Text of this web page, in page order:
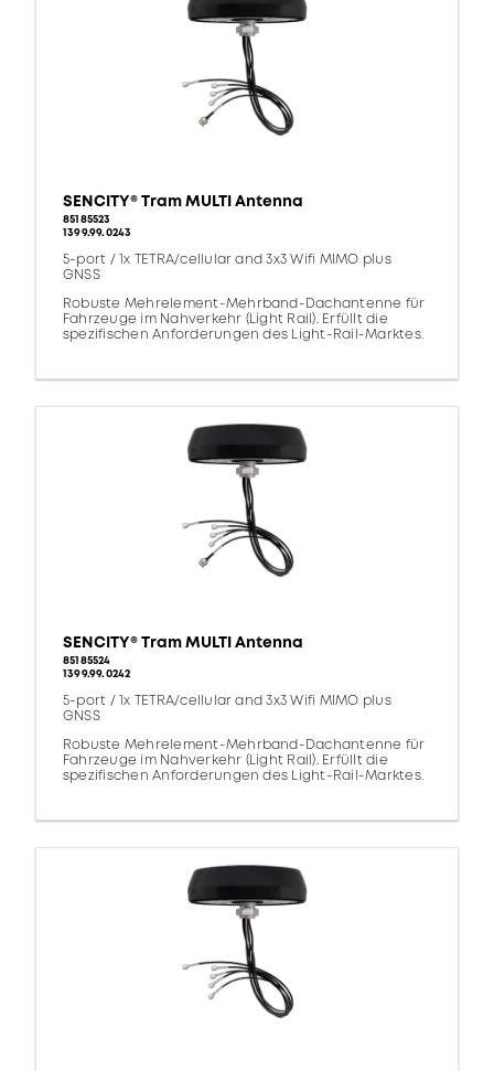
SENCITY® Tram MULTI Antenna
85185523
1399.99.0243
5-port / 1x TETRA/cellular and 3x3 Wifi MIMO plus
GNSS
Robuste Mehrelement-Mehrband-Dachantenne für
Fahrzeuge im Nahverkehr (Light Rail). Erfüllt die
spezifischen Anforderungen des Light-Rail-Marktes.
SENCITY® Tram MULTI Antenna
85185524
1399.99.0242
5-port / 1x TETRA/cellular and 3x3 Wifi MIMO plus
GNSS
Robuste Mehrelement-Mehrband-Dachantenne für
Fahrzeuge im Nahverkehr (Light Rail). Erfüllt die
spezifischen Anforderungen des Light-Rail-Marktes.